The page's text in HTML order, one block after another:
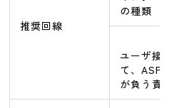
推奨回線
の種類
ユーザ接
て、ASP
が負う責